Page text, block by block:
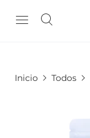
Inicio Todos